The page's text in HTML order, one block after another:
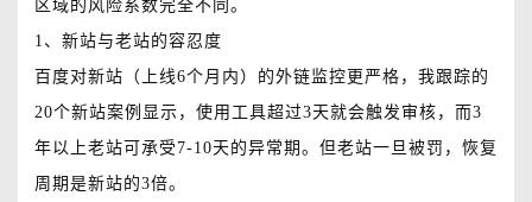
区域的风险系数完全不同。
1、新站与老站的容忍度
百度对新站（上线6个月内）的外链监控更严格，我跟踪的
20个新站案例显示，使用工具超过3天就会触发审核，而3
年以上老站可承受7-10天的异常期。但老站一旦被罚，恢复
周期是新站的3倍。